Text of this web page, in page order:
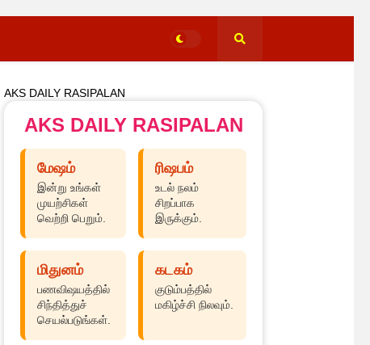
AKS DAILY RASIPALAN
AKS DAILY RASIPALAN
மேஷம்
இன்று உங்கள்
முயற்சிகள்
வெற்றி பெறும்.
ரிஷபம்
உடல் நலம்
சிறப்பாக
இருக்கும்.
மிதுனம்
பணவிஷயத்தில்
சிந்தித்துச்
செயல்படுங்கள்.
கடகம்
குடும்பத்தில்
மகிழ்ச்சி நிலவும்.